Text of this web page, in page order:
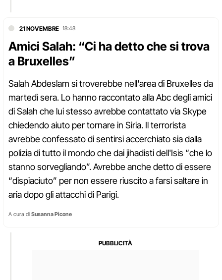
21 NOVEMBRE 18:48
Amici Salah: “Ci ha detto che si trova
a Bruxelles”
Salah Abdeslam si troverebbe nell'area di Bruxelles da
martedì sera. Lo hanno raccontato alla Abc degli amici
di Salah che lui stesso avrebbe contattato via Skype
chiedendo aiuto per tornare in Siria. Il terrorista
avrebbe confessato di sentirsi accerchiato sia dalla
polizia di tutto il mondo che dai jihadisti dell'Isis “che lo
stanno sorvegliando”. Avrebbe anche detto di essere
“dispiaciuto” per non essere riuscito a farsi saltare in
aria dopo gli attacchi di Parigi.
A cura di Susanna Picone